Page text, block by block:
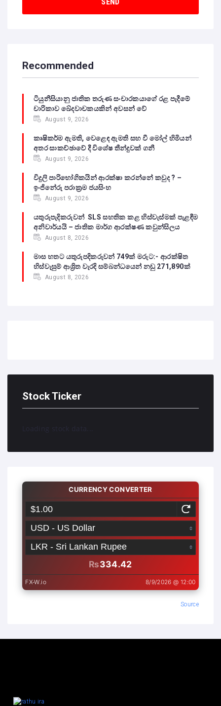
Recommended
ටියුනීසියානු ජාතික තරුණ සංචාරකයාගේ රළ පැදීමේ
චාරිකාව ඛේදවාචකයකින් අවසන් වේ‍
August 9, 2026
කෘෂිකර්ම ඇමති, වෙළෙඳ ඇමති සහ වී මෝල් හිමියන්
අතර සාකච්ඡාවේ දී විශේෂ තීන්දුවක් ගනී
August 9, 2026
විදුලි පාරිභෝගිකයින් ආරක්ෂා කරන්නේ කවුද ? –
ඉංජිනේරු පරාක්‍රම ජයසිංහ
August 9, 2026
යතුරුපැදිකරුවන් SLS සහතික කළ හිස්වැස්මක් පැළඳීම
අනිවාර්යයි – ජාතික මාර්ග ආරක්ෂණ කවුන්සිලය
August 8, 2026
මාස හතට යතුරුපදිකරුවන් 749ක් මරුට:- ආරක්ෂිත
හිස්වැසුම් ආශ්‍රිත වැරදි සම්බන්ධයෙන් නඩු 271,890ක්
August 8, 2026
Stock Ticker
Loading stock data...
Source